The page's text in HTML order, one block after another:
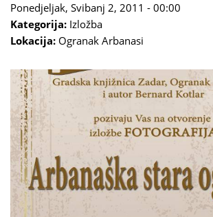
Ponedjeljak, Svibanj 2, 2011 - 00:00
Kategorija: Izložba
Lokacija: Ogranak Arbanasi